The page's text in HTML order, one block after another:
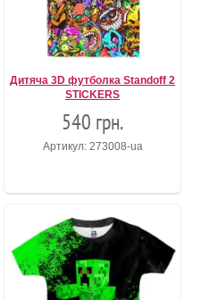
Дитяча 3D футболка Standoff 2
STICKERS
540 грн.
Артикул: 273008-ua